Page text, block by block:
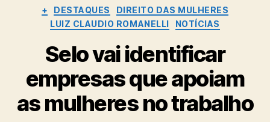
Categorias
+ DESTAQUES
DIREITO DAS MULHERES
LUIZ CLAUDIO ROMANELLI
NOTÍCIAS
Selo vai identificar
empresas que apoiam
as mulheres no trabalho